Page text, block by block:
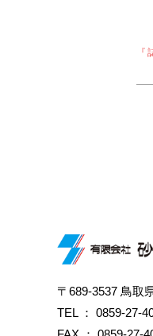
〒689-3537 鳥取
TEL ： 0859-27-